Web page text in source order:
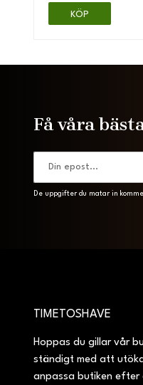
KÖP
Få våra
De uppgifter du matar in
TIMETOSHAVE
Hoppas du gillar vår
ständigt med att
anpassa butiken efter